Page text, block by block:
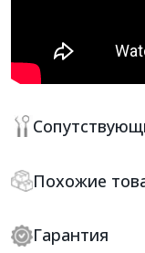
Похожие
Гарантия